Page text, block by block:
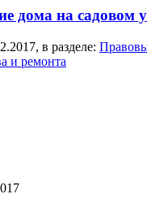
дома на садовом
, в разделе:
и ремонта